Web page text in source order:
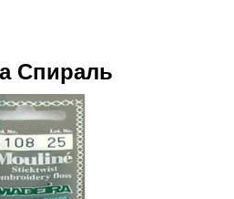
Спираль